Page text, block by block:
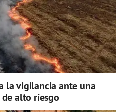
la vigilancia ante una
alto riesgo